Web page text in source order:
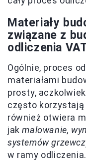
Materiały
związane z
odliczenia
Ogólnie, proces
materiałami
prosty,
często korzystają
również otwiera
jakmalowanie,
systemów
w ramy